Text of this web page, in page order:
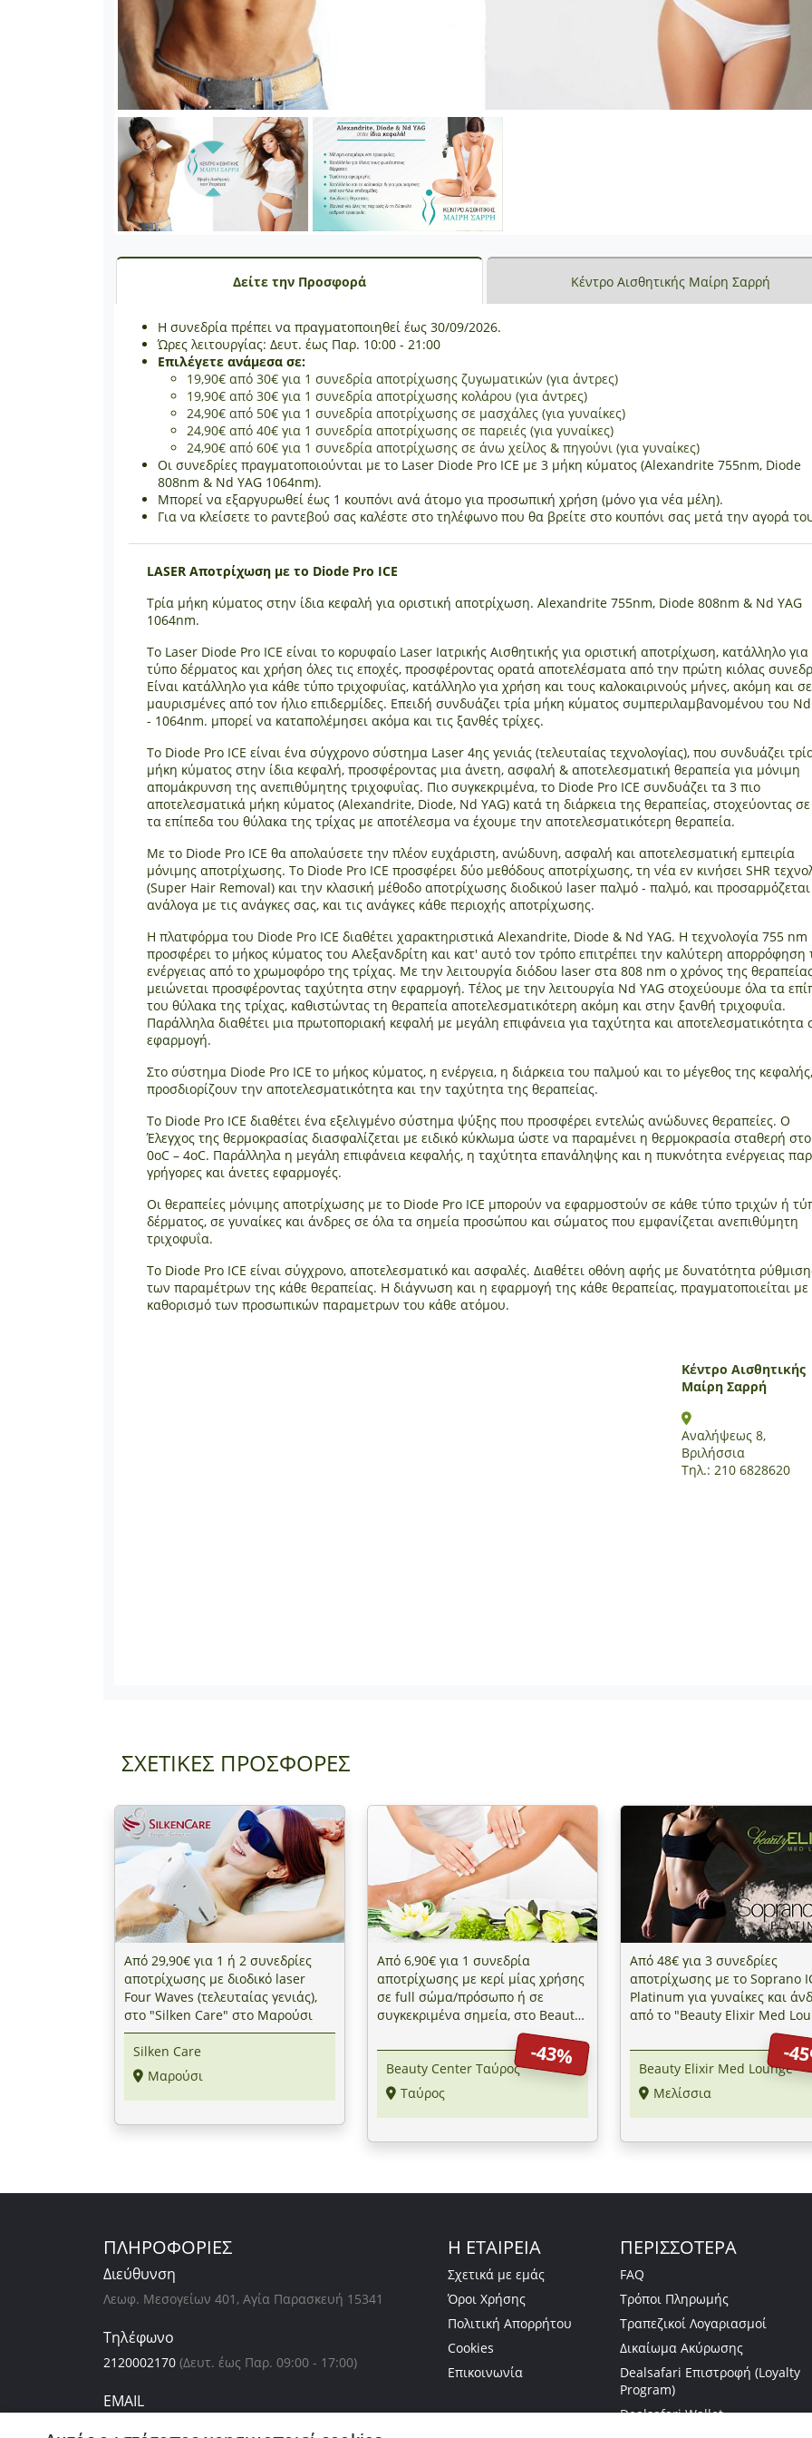
Δείτε την Προσφορά Κέντρο Αισθητικής Μαίρη Σαρρή
Η συνεδρία πρέπει να πραγματοποιηθεί έως 30/09/2026.
Ώρες λειτουργίας: Δευτ. έως Παρ. 10:00 - 21:00
Επιλέγετε ανάμεσα σε:
19,90€ από 30€ για 1 συνεδρία αποτρίχωσης ζυγωματικών (για άντρες)
19,90€ από 30€ για 1 συνεδρία αποτρίχωσης κολάρου (για άντρες)
24,90€ από 50€ για 1 συνεδρία αποτρίχωσης σε μασχάλες (για γυναίκες)
24,90€ από 40€ για 1 συνεδρία αποτρίχωσης σε παρειές (για γυναίκες)
24,90€ από 60€ για 1 συνεδρία αποτρίχωσης σε άνω χείλος & πηγούνι (για γυναίκες)
Οι συνεδρίες πραγματοποιούνται με το Laser Diode Pro ICE με 3 μήκη κύματος (Alexandrite 755nm, Diode
808nm & Nd YAG 1064nm).
Μπορεί να εξαργυρωθεί έως 1 κουπόνι ανά άτομο για προσωπική χρήση (μόνο για νέα μέλη).
Για να κλείσετε το ραντεβού σας καλέστε στο τηλέφωνο που θα βρείτε στο κουπόνι σας μετά την αγορά
LASER Αποτρίχωση με το Diode Pro ICE
Τρία μήκη κύματος στην ίδια κεφαλή για οριστική αποτρίχωση. Alexandrite 755nm, Diode 808nm & Nd YAG
1064nm.
Το Laser Diode Pro ICE είναι το κορυφαίο Laser Ιατρικής Αισθητικής για οριστική αποτρίχωση, κατάλληλο
τύπο δέρματος και χρήση όλες τις εποχές, προσφέροντας ορατά αποτελέσματα από την πρώτη κιόλας
Είναι κατάλληλο για κάθε τύπο τριχοφυΐας, κατάλληλο για χρήση και τους καλοκαιρινούς μήνες, ακόμη και σε
μαυρισμένες από τον ήλιο επιδερμίδες. Επειδή συνδυάζει τρία μήκη κύματος συμπεριλαμβανομένου του Nd
- 1064nm. μπορεί να καταπολέμησει ακόμα και τις ξανθές τρίχες.
Το Diode Pro ICE είναι ένα σύγχρονο σύστημα Laser 4ης γενιάς (τελευταίας τεχνολογίας), που συνδυάζει
μήκη κύματος στην ίδια κεφαλή, προσφέροντας μια άνετη, ασφαλή & αποτελεσματική θεραπεία για μόνιμη
απομάκρυνση της ανεπιθύμητης τριχοφυΐας. Πιο συγκεκριμένα, το Diode Pro ICE συνδυάζει τα 3 πιο
αποτελεσματικά μήκη κύματος (Alexandrite, Diode, Nd YAG) κατά τη διάρκεια της θεραπείας, στοχεύοντας
τα επίπεδα του θύλακα της τρίχας με αποτέλεσμα να έχουμε την αποτελεσματικότερη θεραπεία.
Με το Diode Pro ICE θα απολαύσετε την πλέον ευχάριστη, ανώδυνη, ασφαλή και αποτελεσματική εμπειρία
μόνιμης αποτρίχωσης. Το Diode Pro ICE προσφέρει δύο μεθόδους αποτρίχωσης, τη νέα εν κινήσει SHR
(Super Hair Removal) και την κλασική μέθοδο αποτρίχωσης διοδικού laser παλμό - παλμό, και προσαρμόζεται
ανάλογα με τις ανάγκες σας, και τις ανάγκες κάθε περιοχής αποτρίχωσης.
Η πλατφόρμα του Diode Pro ICE διαθέτει χαρακτηριστικά Αlexandrite, Diode & Nd YAG. Η τεχνολογία 755 nm
προσφέρει το μήκος κύματος του Αλεξανδρίτη και κατ' αυτό τον τρόπο επιτρέπει την καλύτερη απορρόφηση
ενέργειας από το χρωμοφόρο της τρίχας. Με την λειτουργία διόδου laser στα 808 nm ο χρόνος της
μειώνεται προσφέροντας ταχύτητα στην εφαρμογή. Τέλος με την λειτουργία Nd YAG στοχεύουμε όλα τα
του θύλακα της τρίχας, καθιστώντας τη θεραπεία αποτελεσματικότερη ακόμη και στην ξανθή τριχοφυΐα.
Παράλληλα διαθέτει μια πρωτοποριακή κεφαλή με μεγάλη επιφάνεια για ταχύτητα και αποτελεσματικότητα
εφαρμογή.
Στο σύστημα Diode Pro ICE το μήκος κύματος, η ενέργεια, η διάρκεια του παλμού και το μέγεθος της κεφαλής,
προσδιορίζουν την αποτελεσματικότητα και την ταχύτητα της θεραπείας.
Το Diode Pro ICE διαθέτει ένα εξελιγμένο σύστημα ψύξης που προσφέρει εντελώς ανώδυνες θεραπείες. O
Έλεγχος της θερμοκρασίας διασφαλίζεται με ειδικό κύκλωμα ώστε να παραμένει η θερμοκρασία σταθερή
0oC – 4oC. Παράλληλα η μεγάλη επιφάνεια κεφαλής, η ταχύτητα επανάληψης και η πυκνότητα ενέργειας
γρήγορες και άνετες εφαρμογές.
Οι θεραπείες μόνιμης αποτρίχωσης με το Diode Pro ICE μπορούν να εφαρμοστούν σε κάθε τύπο τριχών ή
δέρματος, σε γυναίκες και άνδρες σε όλα τα σημεία προσώπου και σώματος που εμφανίζεται ανεπιθύμητη
τριχοφυΐα.
Το Diode Pro ICE είναι σύγχρονο, αποτελεσματικό και ασφαλές. Διαθέτει οθόνη αφής με δυνατότητα
των παραμέτρων της κάθε θεραπείας. Η διάγνωση και η εφαρμογή της κάθε θεραπείας, πραγματοποιείται με
καθορισμό των προσωπικών παραμετρων του κάθε ατόμου.
Κέντρο Αισθητικής
Μαίρη Σαρρή
Αναλήψεως 8,
Βριλήσσια
Τηλ.: 210 6828620
ΣΧΕΤΙΚΕΣ ΠΡΟΣΦΟΡΕΣ
Από 29,90€ για 1 ή 2 συνεδρίες
αποτρίχωσης με διοδικό laser
Four Waves (τελευταίας γενιάς),
στο "Silken Care" στο Μαρούσι
Silken Care
Μαρούσι
Από 6,90€ για 1 συνεδρία
αποτρίχωσης με κερί μίας χρήσης
σε full σώμα/πρόσωπο ή σε
συγκεκριμένα σημεία, στο Beauty
-43%
Beauty Center Ταύρος
Ταύρος
Από 48€ για 3 συνεδρίες
αποτρίχωσης με το Soprano
Platinum για γυναίκες και
από το "Beauty Elixir Med
-
Beauty Elixir Med Lounge
Μελίσσια
ΠΛΗΡΟΦΟΡΙΕΣ
Διεύθυνση
Λεωφ. Μεσογείων 401, Αγία Παρασκευή 15341
Τηλέφωνο
2120002170 (Δευτ. έως Παρ. 09:00 - 17:00)
EMAIL
Η ΕΤΑΙΡΕΙΑ
Σχετικά με εμάς
Όροι Χρήσης
Πολιτική Απορρήτου
Cookies
Επικοινωνία
ΠΕΡΙΣΣΟΤΕΡΑ
FAQ
Τρόποι Πληρωμής
Τραπεζικοί Λογαριασμοί
Δικαίωμα Ακύρωσης
Dealsafari Επιστροφή (Loyalty
Program)
Dealsafari Wallet